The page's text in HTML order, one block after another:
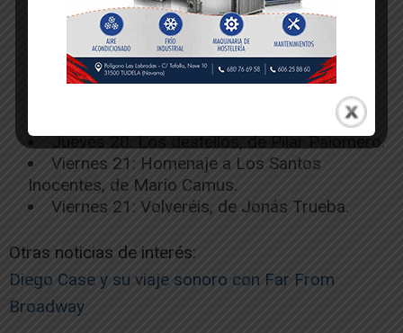
Lunes 17: Soy Nevenka, de Iciar Bollaín.
Martes 18: El 47 (Proyección matinal para
estudiantes).
Martes 18: Marco, de Aitor Arregi y Jon
Miércoles 19: Salve María, de Mar Coll.
Jueves 20: Los destellos, de Pilar Palomero.
Viernes 21: Homenaje a Los Santos
Inocentes, de Mario Camus.
Viernes 21: Volveréis, de Jonás Trueba.
Otras noticias de interés:
Diego Case y su viaje sonoro con Far From
Broadway